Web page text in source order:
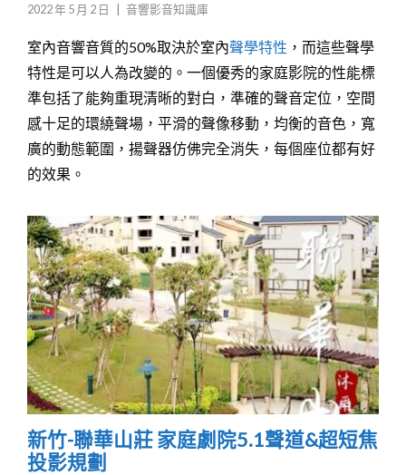
2022 年 5 月 2 日 音響影音知識庫
室內音響音質的50%取決於室內聲學特性 ，而這些聲學
特性是可以人為改變的。一個優秀的家庭影院的性能標
準包括了能夠重現清晰的對白，準確的聲音定位，空間
感十足的環繞聲場，平滑的聲像移動，均衡的音色，寬
廣的動態範圍，揚聲器仿佛完全消失，每個座位都有好
的效果。
新竹-聯華山莊 家庭劇院5.1聲道&超短焦
投影規劃